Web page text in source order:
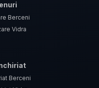
Berceni
Vidra
Berceni